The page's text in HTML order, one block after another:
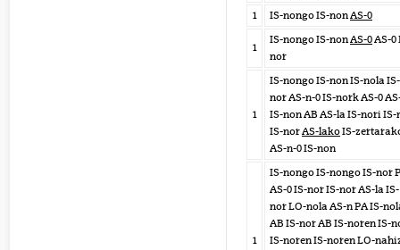
1
IS-nongo IS-nonAS-0
1
IS-nongo IS-nonAS-0AS-0
nor
1
IS-nongo IS-non IS-nola IS-
nor AS-n-0 IS-nork AS-0
IS-non AB AS-la IS-nori
IS-norAS-lakoIS-
AS-n-0 IS-non
1
IS-nongo IS-nongo IS-nor
AS-0 IS-nor IS-nor AS-la IS-
nor LO-nola AS-n PA IS-
AB IS-nor AB IS-noren IS-
IS-noren IS-noren LO-